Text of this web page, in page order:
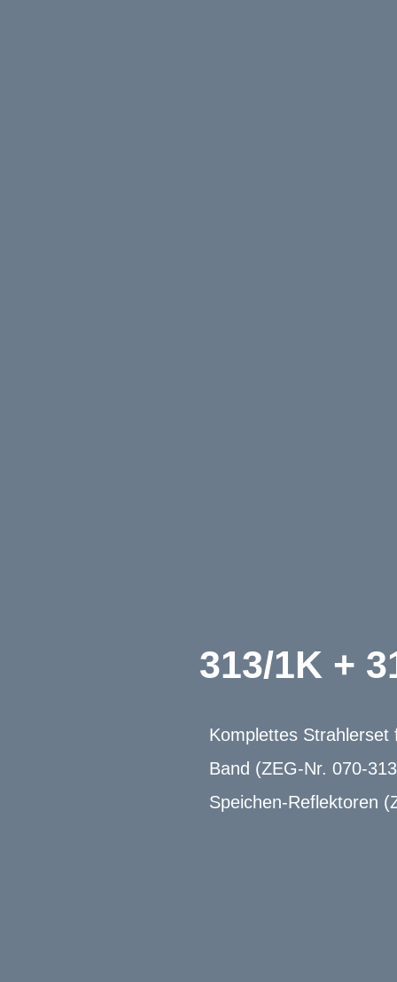
313/1K +
Komplettes
Band (ZEG-Nr. 070-
Speichen-Reflektoren